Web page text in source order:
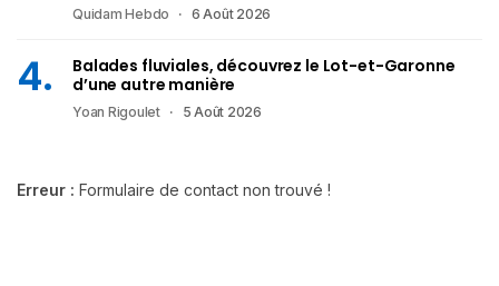
Quidam Hebdo 6 Août 2026
Balades fluviales, découvrez le Lot-et-Garonne
d’une autre manière
Yoan Rigoulet 5 Août 2026
Erreur : Formulaire de contact non trouvé !